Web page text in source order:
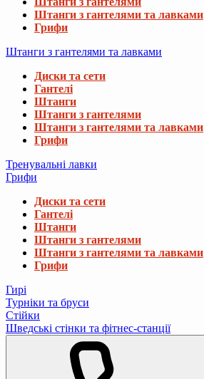
Штанги з гантелями та лавками
Грифи
Штанги з гантелями та лавками
Диски та сети
Гантелі
Штанги
Штанги з гантелями
Штанги з гантелями та лавками
Грифи
Тренувальні лавки
Грифи
Диски та сети
Гантелі
Штанги
Штанги з гантелями
Штанги з гантелями та лавками
Грифи
Гирі
Турніки та бруси
Стійки
Шведські стінки та фітнес-станції